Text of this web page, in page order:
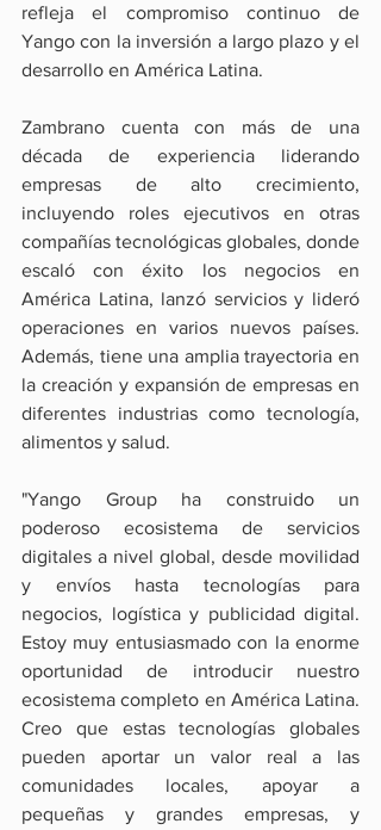
refleja el compromiso continuo de
Yango con la inversión a largo plazo y el
desarrollo en América Latina.
Zambrano cuenta con más de una
década de experiencia liderando
empresas de alto crecimiento,
incluyendo roles ejecutivos en otras
compañías tecnológicas globales, donde
escaló con éxito los negocios en
América Latina, lanzó servicios y lideró
operaciones en varios nuevos países.
Además, tiene una amplia trayectoria en
la creación y expansión de empresas en
diferentes industrias como tecnología,
alimentos y salud.
"Yango Group ha construido un
poderoso ecosistema de servicios
digitales a nivel global, desde movilidad
y envíos hasta tecnologías para
negocios, logística y publicidad digital.
Estoy muy entusiasmado con la enorme
oportunidad de introducir nuestro
ecosistema completo en América Latina.
Creo que estas tecnologías globales
pueden aportar un valor real a las
comunidades locales, apoyar a
pequeñas y grandes empresas, y